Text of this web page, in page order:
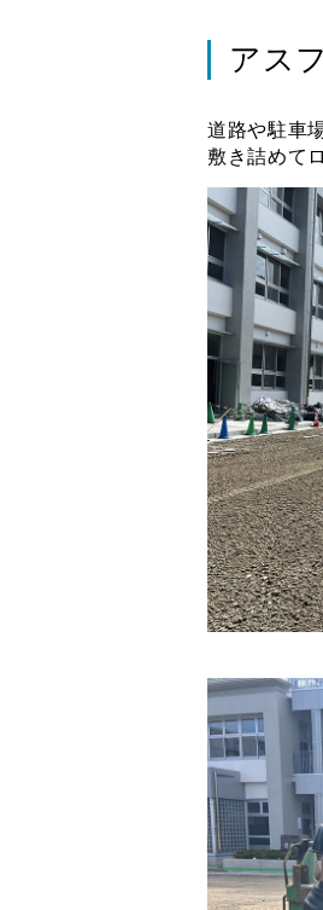
アス
道路や駐車
敷き詰めて